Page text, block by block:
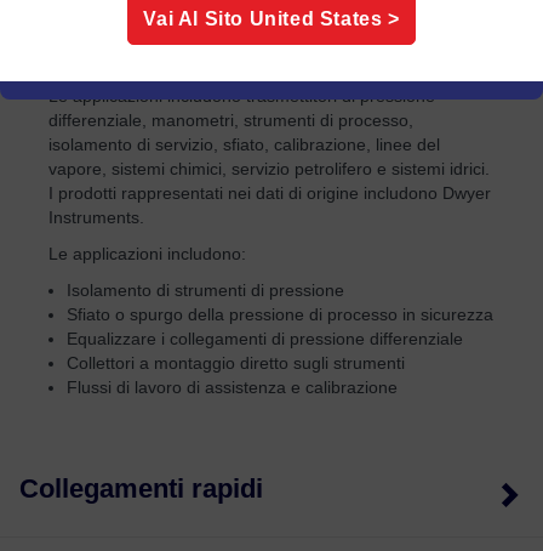
Valvola di blocco
valvole, collettori a blocco a cinque valvole e collettori di
Le applicazioni includono trasmettitori di pressione
differenziale, manometri, strumenti di processo,
isolamento di servizio, sfiato, calibrazione, linee del
vapore, sistemi chimici, servizio petrolifero e sistemi idrici.
I prodotti rappresentati nei dati di origine includono Dwyer
Instruments.
Le applicazioni includono:
Isolamento di strumenti di pressione
Sfiato o spurgo della pressione di processo in sicurezza
Equalizzare i collegamenti di pressione differenziale
Collettori a montaggio diretto sugli strumenti
Flussi di lavoro di assistenza e calibrazione
Collegamenti rapidi
Vai Al Sito United States >